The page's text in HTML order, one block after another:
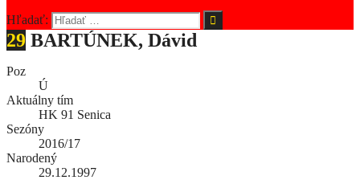
Hľadať:
29 BARTÚNEK, Dávid
Poz
Ú
Aktuálny tím
HK 91 Senica
Sezóny
2016/17
Narodený
29.12.1997